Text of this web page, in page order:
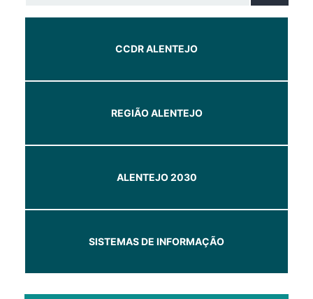
CCDR ALENTEJO
REGIÃO ALENTEJO
ALENTEJO 2030
SISTEMAS DE INFORMAÇÃO